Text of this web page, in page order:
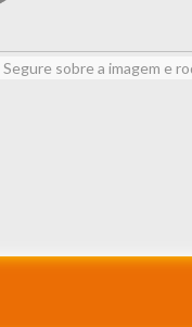
Segure sobre a imagem e